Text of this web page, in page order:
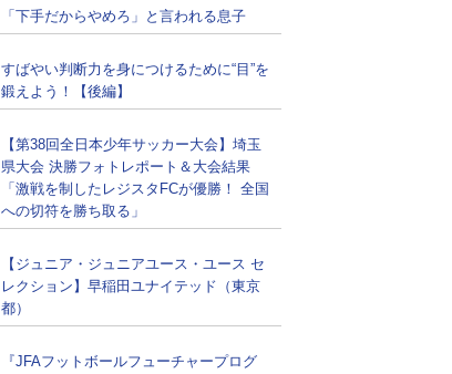
「下手だからやめろ」と言われる息子
すばやい判断力を身につけるために“目”を
鍛えよう！【後編】
【第38回全日本少年サッカー大会】埼玉
県大会 決勝フォトレポート＆大会結果
「激戦を制したレジスタFCが優勝！ 全国
への切符を勝ち取る」
【ジュニア・ジュニアユース・ユース セ
レクション】早稲田ユナイテッド（東京
都）
『JFAフットボールフューチャープログ